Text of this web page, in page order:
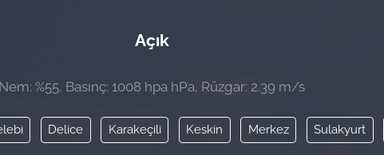
Açık
Nem: %55, Basınç: 1008 hpa hPa, Rüzgar: 2.39 m/s
Delice Karakeçili Keskin Merkez Sulakyurt